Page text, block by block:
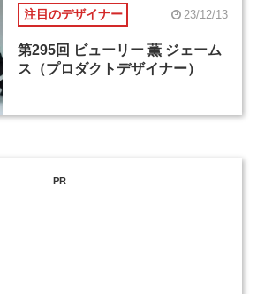
注目のデザイナー 23/12/13
第295回 ビューリー 薫 ジェーム
ス（プロダクトデザイナー）
PR